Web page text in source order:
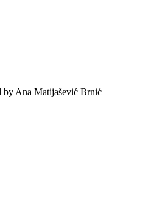
by Ana Matijašević Brnić